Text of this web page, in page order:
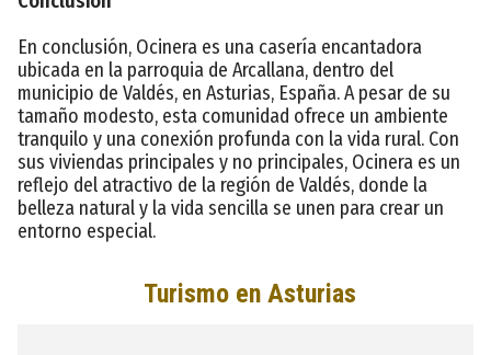
En conclusión, Ocinera es una casería encantadora
ubicada en la parroquia de Arcallana, dentro del
municipio de Valdés, en Asturias, España. A pesar de su
tamaño modesto, esta comunidad ofrece un ambiente
tranquilo y una conexión profunda con la vida rural. Con
sus viviendas principales y no principales, Ocinera es un
reflejo del atractivo de la región de Valdés, donde la
belleza natural y la vida sencilla se unen para crear un
entorno especial.